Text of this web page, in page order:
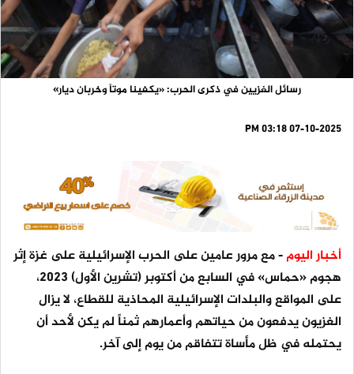
رسائل الغزيين في ذكرى الحرب: «يكفينا موتاً وخربان ديار»
07-10-2025 03:18 PM
أخبار اليوم- مع مرور عامين على الحرب الإسرائيلية على غزة إثر
هجوم «حماس» في السابع من أكتوبر (تشرين الأول) 2023،
على المواقع والبلدات الإسرائيلية المحاذية للقطاع، لا يزال
الغزيون يدفعون من حياتهم وأعمارهم ثمناً لم يكن لأحد أن
يحتمله في ظل مأساة تتفاقم من يوم إلى آخر.